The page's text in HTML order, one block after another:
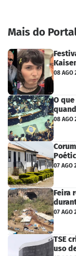
Mais do
08 AGO
O
08 AGO
07 AGO
Feira
07 AGO
TSE
uso